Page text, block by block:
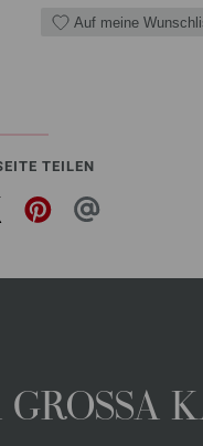
Auf meine
TEILEN